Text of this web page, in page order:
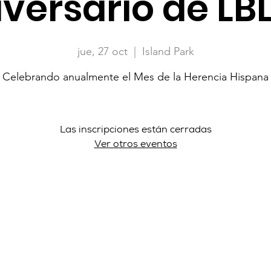
jue, 27 oct
  |
Island Park
Celebrando anualmente el Mes de la Herencia Hispana
Las inscripciones están cerradas
Ver otros eventos